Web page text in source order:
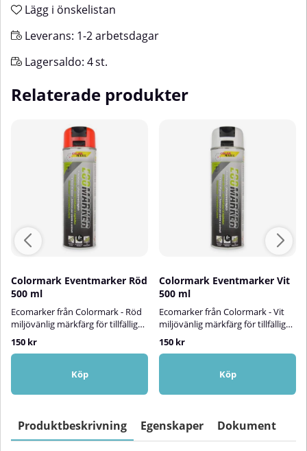
Lägg i önskelistan
Leverans: 1-2 arbetsdagar
Lagersaldo: 4st.
Relaterade produkter
Colormark Eventmarker Röd
500 ml
Ecomarker från Colormark - Röd
miljövänlig märkfärg för tillfällig
markering!Ecomarker från
Colormark är en röd miljövänlig
markeringsfärg som är idealisk
att använda för markeringar på
synliga under begränsad tid.
använda för till exempel
idrottstävlingar, barnens lekar i
150 kr
Köp
Colormark Eventmarker Vit
500 ml
Ecomarker från Colormark - Vit
miljövänlig märkfärg för tillfälliga
markeringar!Ecomarker från
Colormark är en vit miljövänlig
markeringsfärg som är används
för att göra markeringar på
synliga under en kortare
utmärkt för till exempel
idrottstävlingar, barnens lekar i
150 kr
Köp
Produktbeskrivning Egenskaper Dokument